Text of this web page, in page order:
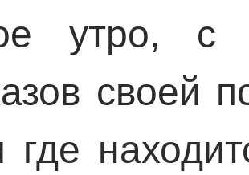
утро, с
своей
где